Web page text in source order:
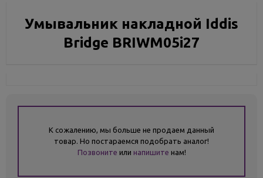
Умывальник накладной Iddis
Bridge BRIWM05i27
К сожалению, мы больше не продаем данный
товар. Но постараемся подобрать аналог!
Позвоните или напишите нам!